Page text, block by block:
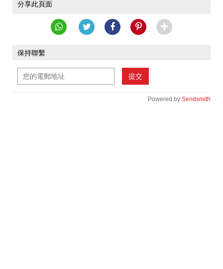
分享此頁面
保持聯繫
提交
Powered by Sendsmith